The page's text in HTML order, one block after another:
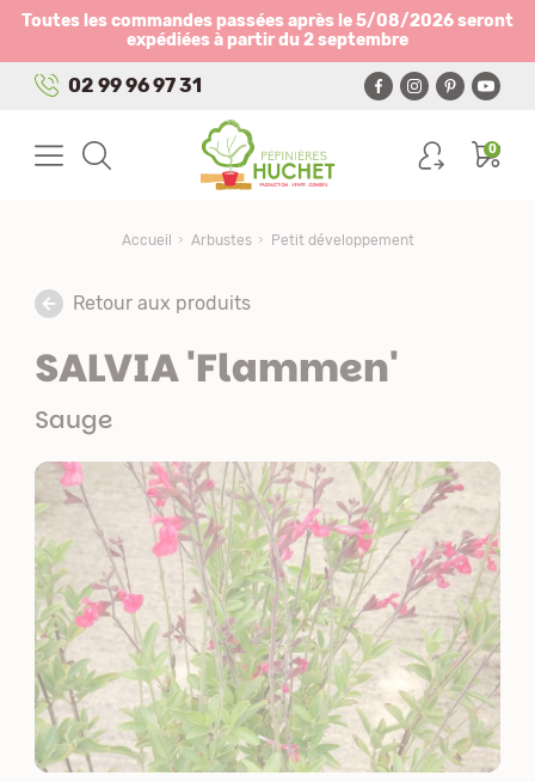
Toutes les commandes passées après le 5/08/2026 seront
expédiées à partir du 2 septembre
02 99 96 97 31
0
Accueil Arbustes Petit développement
Retour aux produits
SALVIA 'Flammen'
Sauge
Panneau de gestion des cookies